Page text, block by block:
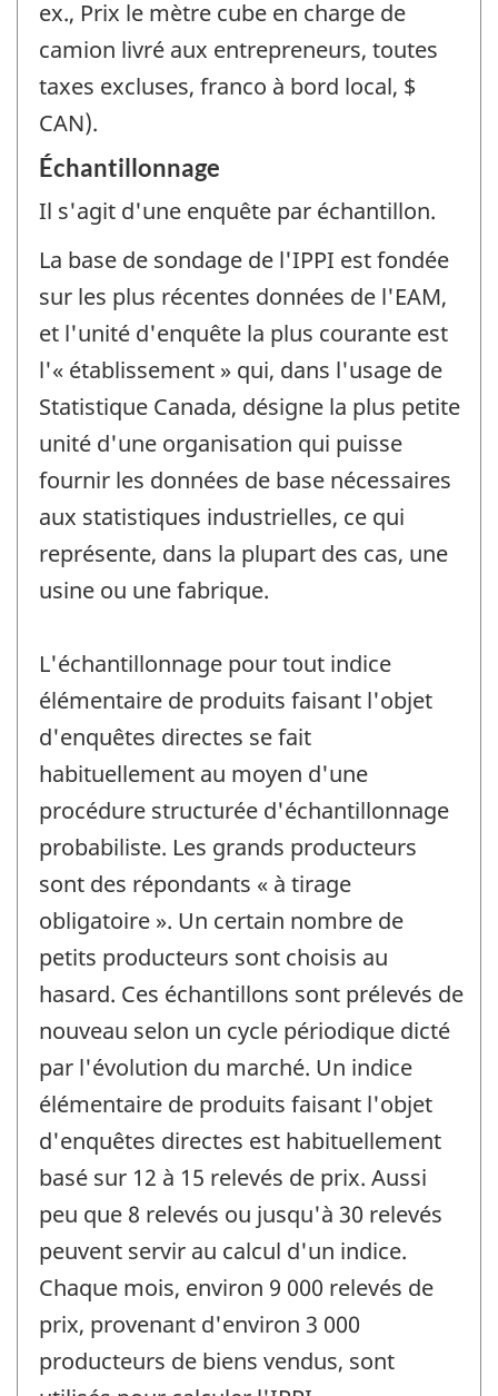
ex., Prix le mètre cube en charge de
camion livré aux entrepreneurs, toutes
taxes excluses, franco à bord local, $
CAN).
Échantillonnage
Il s'agit d'une enquête par échantillon.
La base de sondage de l'IPPI est fondée
sur les plus récentes données de l'EAM,
et l'unité d'enquête la plus courante est
l'« établissement » qui, dans l'usage de
Statistique Canada, désigne la plus petite
unité d'une organisation qui puisse
fournir les données de base nécessaires
aux statistiques industrielles, ce qui
représente, dans la plupart des cas, une
usine ou une fabrique.
L'échantillonnage pour tout indice
élémentaire de produits faisant l'objet
d'enquêtes directes se fait
habituellement au moyen d'une
procédure structurée d'échantillonnage
probabiliste. Les grands producteurs
sont des répondants « à tirage
obligatoire ». Un certain nombre de
petits producteurs sont choisis au
hasard. Ces échantillons sont prélevés de
nouveau selon un cycle périodique dicté
par l'évolution du marché. Un indice
élémentaire de produits faisant l'objet
d'enquêtes directes est habituellement
basé sur 12 à 15 relevés de prix. Aussi
peu que 8 relevés ou jusqu'à 30 relevés
peuvent servir au calcul d'un indice.
Chaque mois, environ 9 000 relevés de
prix, provenant d'environ 3 000
producteurs de biens vendus, sont